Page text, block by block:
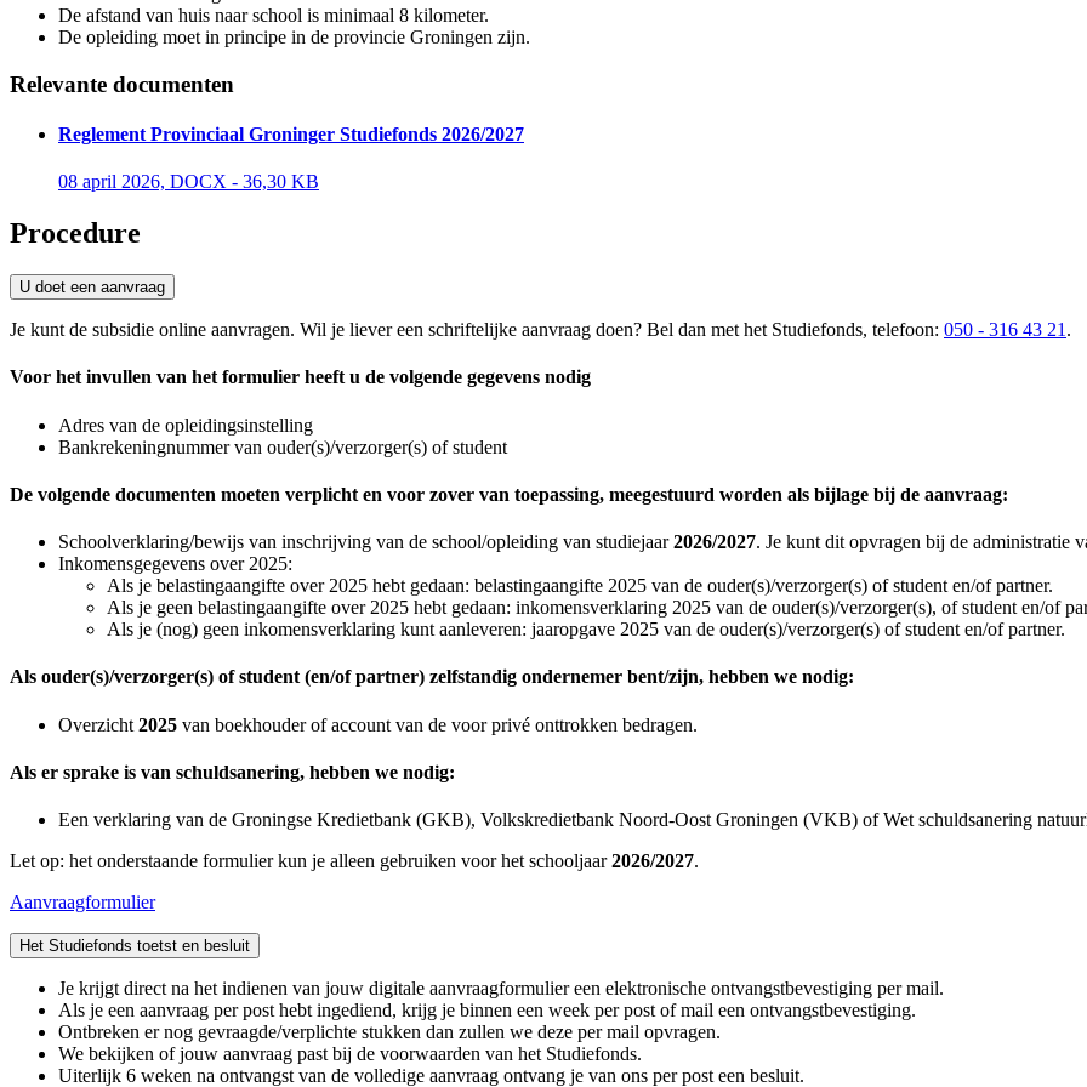
De afstand van huis naar school is minimaal 8 kilometer.
De opleiding moet in principe in de provincie Groningen zijn.
Relevante documenten
Reglement Provinciaal Groninger Studiefonds 2026/2027
08 april 2026, DOCX - 36,30 KB
Procedure
U doet een aanvraag
Je kunt de subsidie online aanvragen. Wil je liever een schriftelijke aanvraag doen? Bel dan met het Studiefonds, telefoon: 050 - 316 43 21 .
Voor het invullen van het formulier heeft u de volgende gegevens nodig
Adres van de opleidingsinstelling
Bankrekeningnummer van ouder(s)/verzorger(s) of student
De volgende documenten moeten verplicht en voor zover van toepassing, meegestuurd worden als bijlage bij de aanvraag:
Schoolverklaring/bewijs van inschrijving van de school/opleiding van studiejaar2026/2027. Je kunt dit opvragen bij de administratie
Inkomensgegevens over 2025:
Als je belastingaangifte over 2025 hebt gedaan: belastingaangifte 2025 van de ouder(s)/verzorger(s) of student en/of partner.
Als je geen belastingaangifte over 2025 hebt gedaan: inkomensverklaring 2025 van de ouder(s)/verzorger(s), of student en/of
Als je (nog) geen inkomensverklaring kunt aanleveren: jaaropgave 2025 van de ouder(s)/verzorger(s) of student en/of partner.
Als ouder(s)/verzorger(s) of student (en/of partner) zelfstandig ondernemer bent/zijn, hebben we nodig:
Overzicht 2025 van boekhouder of account van de voor privé onttrokken bedragen.
Als er sprake is van schuldsanering, hebben we nodig:
Een verklaring van de Groningse Kredietbank (GKB), Volkskredietbank Noord-Oost Groningen (VKB) of Wet schuldsanering
Let op: het onderstaande formulier kun je alleen gebruiken voor het schooljaar2026/2027.
Aanvraagformulier
Het Studiefonds toetst en besluit
Je krijgt direct na het indienen van jouw digitale aanvraagformulier een elektronische ontvangstbevestiging per mail.
Als je een aanvraag per post hebt ingediend, krijg je binnen een week per post of mail een ontvangstbevestiging.
Ontbreken er nog gevraagde/verplichte stukken dan zullen we deze per mail opvragen.
We bekijken of jouw aanvraag past bij de voorwaarden van het Studiefonds.
Uiterlijk 6 weken na ontvangst van de volledige aanvraag ontvang je van ons per post een besluit.